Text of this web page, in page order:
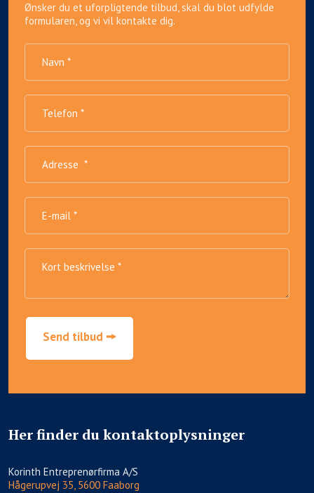
Ønsker du et uforpligtende tilbud, skal du blot udfylde
formularen, og vi vil kontakte dig.
Her finder du kontaktoplysninger
​Korinth Entreprenørfirma A/S
Hågerupvej 35, 5600 Faaborg